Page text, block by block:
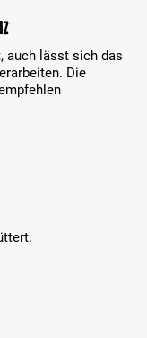
auch lässt sich das
Die